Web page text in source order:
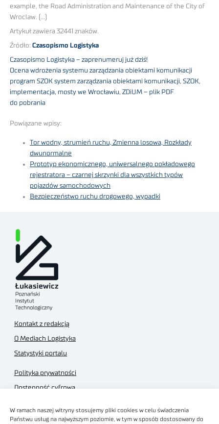
W ramach naszej witryny stosujemy pliki cookies w celu świadczenia
Państwu usług na najwyższym poziomie, w tym w sposób dostosowany do
example, the Road Administration and Maintenance of the City of
Wroclaw. (…)
Artykuł zawiera 32441 znaków.
Źródło: Czasopismo Logistyka
Czasopismo Logistyka – zaprenumeruj już dziś!
Ocena wdrożenia systemu zarządzania obiektami komunikacji
program SZOK system zarządzania obiektami komunikacji, SZOK,
implementacja, mosty we Wrocławiu, ZDiUM – plik PDF
do pobrania
Powiązane wpisy:
Tor wodny, strumień ruchu, Zmienna losowa, Rozkłady
dwunormalne
Prototyp ekonomicznego, uniwersalnego pokładowego
rejestratora – czarnej skrzynki dla wszystkich typów
pojazdów samochodowych
Bezpieczeństwo ruchu drogowego, wypadki
Kontakt z redakcją
O Mediach Logistyka
Statystyki portalu
Polityka prywatności
Dostępność cyfrowa
Regulamin sklepu